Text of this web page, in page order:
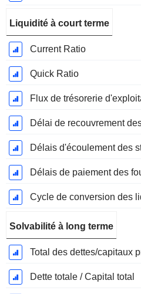
Liquidité à court terme
Current Ratio
Quick Ratio
Délais de paiement des
Solvabilité à long terme
Total des dettes/capitaux
Dette totale / Capital total